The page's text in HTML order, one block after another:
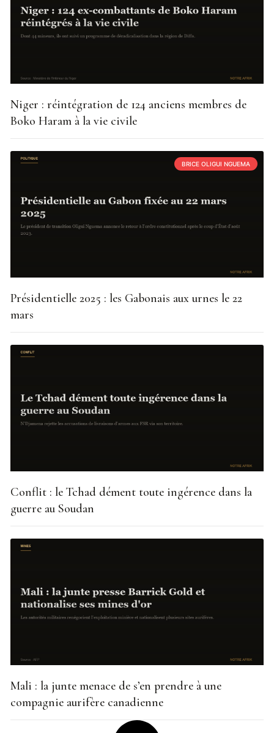
Niger : réintégration de 124 anciens membres de
Boko Haram à la vie civile
BRICE OLIGUI NGUEMA
Présidentielle 2025 : les Gabonais aux urnes le 22
mars
Conflit : le Tchad dément toute ingérence dans la
guerre au Soudan
Mali : la junte menace de s’en prendre à une
compagnie aurifère canadienne